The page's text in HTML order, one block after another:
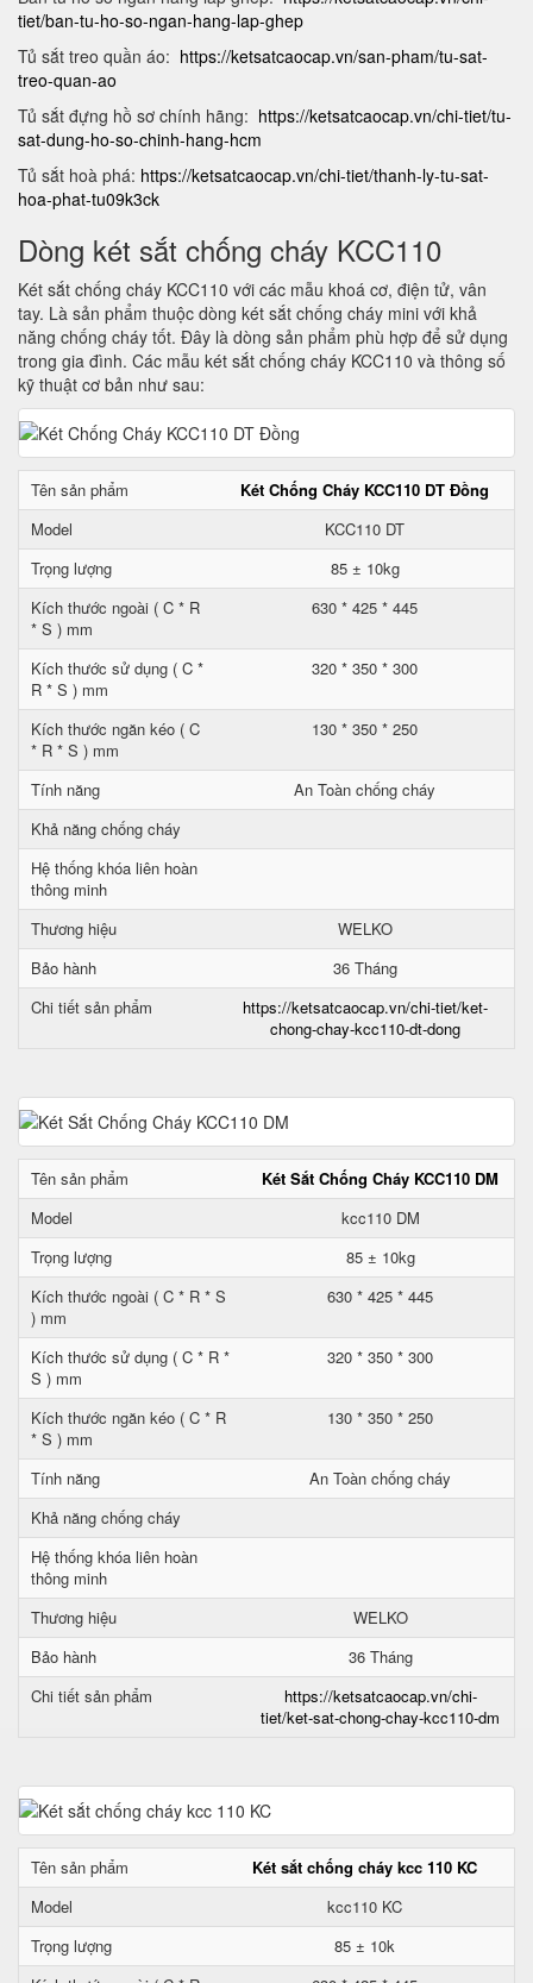
tiet/ban-tu-ho-so-ngan-hang-lap-ghep
Tủ sắt treo quần áo: https://ketsatcaocap.vn/san-pham/tu-sat-
treo-quan-ao
Tủ sắt đựng hồ sơ chính hãng: https://ketsatcaocap.vn/chi-tiet/tu-
sat-dung-ho-so-chinh-hang-hcm
Tủ sắt hoà phá: https://ketsatcaocap.vn/chi-tiet/thanh-ly-tu-sat-
hoa-phat-tu09k3ck
Dòng két sắt chống cháy KCC110
Két sắt chống cháy KCC110 với các mẫu khoá cơ, điện tử, vân
tay. Là sản phẩm thuộc dòng két sắt chống cháy mini với khả
năng chống cháy tốt. Đây là dòng sản phẩm phù hợp để sử dụng
trong gia đình. Các mẫu két sắt chống cháy KCC110 và thông số
kỹ thuật cơ bản như sau:
Tên sản phẩm
Két Chống Cháy KCC110 DT Đồng
Model
KCC110 DT
Trọng lượng
85 ± 10kg
Kích thước ngoài ( C * R
* S ) mm
630 * 425 * 445
Kích thước sử dụng ( C *
R * S ) mm
320 * 350 * 300
Kích thước ngăn kéo ( C
* R * S ) mm
130 * 350 * 250
Tính năng
An Toàn chống cháy
Khả năng chống cháy
Hệ thống khóa liên hoàn
thông minh
Thương hiệu
WELKO
Bảo hành
36 Tháng
Chi tiết sản phẩm
https://ketsatcaocap.vn/chi-tiet/ket-
chong-chay-kcc110-dt-dong
Tên sản phẩm
Két Sắt Chống Cháy KCC110 DM
Model
kcc110 DM
Trọng lượng
85 ± 10kg
Kích thước ngoài ( C * R * S
) mm
630 * 425 * 445
Kích thước sử dụng ( C * R *
S ) mm
320 * 350 * 300
Kích thước ngăn kéo ( C * R
* S ) mm
130 * 350 * 250
Tính năng
An Toàn chống cháy
Khả năng chống cháy
Hệ thống khóa liên hoàn
thông minh
Thương hiệu
WELKO
Bảo hành
36 Tháng
Chi tiết sản phẩm
https://ketsatcaocap.vn/chi-
tiet/ket-sat-chong-chay-kcc110-dm
Tên sản phẩm
Két sắt chống cháy kcc 110 KC
Model
kcc110 KC
Trọng lượng
85 ± 10k